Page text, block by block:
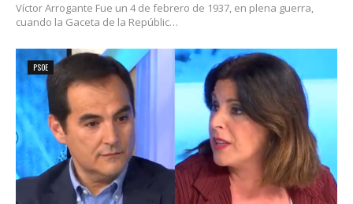
Víctor Arrogante Fue un 4 de febrero de 1937, en plena guerra,
cuando la Gaceta de la Repúblic…
PSOE